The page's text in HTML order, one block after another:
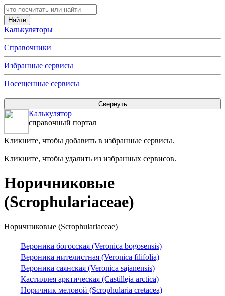
Калькуляторы
Справочники
Избранные сервисы
Посещенные сервисы
Калькулятор
справочный портал
Кликните, чтобы добавить в избранные сервисы.
Кликните, чтобы удалить из избранных сервисов.
Норичниковые
(Scrophulariaceae)
Норичниковые (Scrophulariaceae)
Вероника богосская (Veronica bogosensis)
Вероника нителистная (Veronica filifolia)
Вероника саянская (Veronica sajanensis)
Кастиллея арктическая (Castilleja arctica)
Норичник меловой (Scrophularia cretacea)